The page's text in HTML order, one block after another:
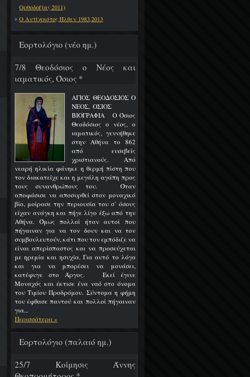
Ορθοδοξίας 2011)
Ο Αντίχριστος Ήλθεν 1983,2013
Εορτολόγιο (νέο ημ.)
7/8 Θεοδόσιος ο Νέος και
ιαματικός, Όσιος *
ΑΓΙΟΣ ΘΕΟΔΟΣΙΟΣ Ο
ΝΕΟΣ, ΟΣΙΟΣ
ΒΙΟΓΡΑΦΙΑ Ο Όσιος
Θεοδόσιος ο νέος, ο
ιαματικός, γεννήθηκε
στην Αθήνα το 862
από ευσεβείς
χριστιανούς. Από
νεαρή ηλικία φάνηκε η θερμή πίστη που
τον διακατείχε και η μεγάλη αγάπη προς
τους συνανθρώπους του. Όταν
αποφάσισε να αποσυρθεί στον μοναχικό
βίο, μοίρασε την περιουσία του σ’ όσους
είχαν ανάγκη και πήγε λίγο έξω από την
Αθήνα. Όμως πολλοί ήταν αυτοί που
πήγαιναν για να τον δουν και να τον
συμβουλευτούν, κάτι που τον εμπόδιζε να
είναι απερίσπαστος και να προσεύχεται
με ηρεμία και ησυχία. Για αυτό το λόγο
και για να μπορέσει να μονάσει,
κατέφυγε στο Άργος. Εκεί έγινε
Μοναχός και έκτισε ένα ναό στο όνομα
του Τιμίου Προδρόμου. Σύντομα η φήμη
του έφθασε παντού και πολλοί πήγαιναν
για...
Περισσότερα »
Εορτολόγιο (παλαιό ημ.)
25/7 Κοίμησις Άννης